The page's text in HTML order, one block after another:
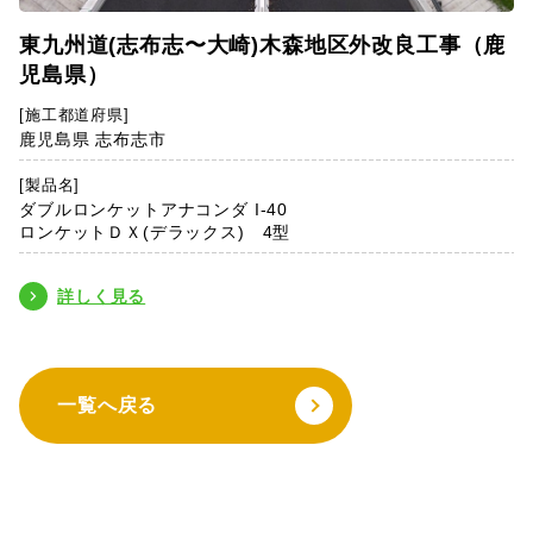
東九州道(志布志〜大崎)木森地区外改良工事（鹿
児島県）
[施工都道府県]
鹿児島県 志布志市
[製品名]
ダブルロンケットアナコンダ I-40
ロンケットＤＸ(デラックス) 4型
詳しく見る
一覧へ戻る